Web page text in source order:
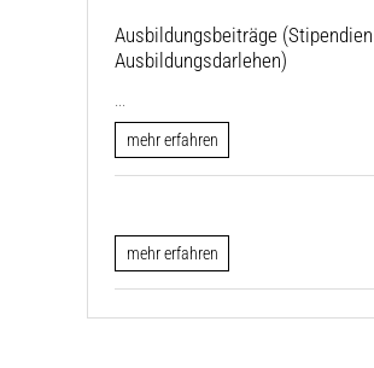
Ausbildungsbeiträge
Ausbildungsdarlehen)
mehr erfahren
mehr erfahren